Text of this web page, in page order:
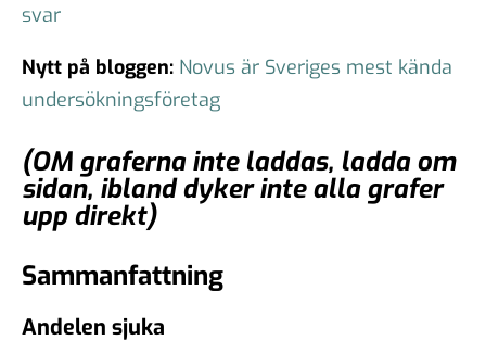
svar
Nytt på bloggen: Novus är Sveriges mest kända
undersökningsföretag
(OM graferna inte laddas, ladda om
sidan, ibland dyker inte alla grafer
upp direkt)
Sammanfattning
Andelen sjuka